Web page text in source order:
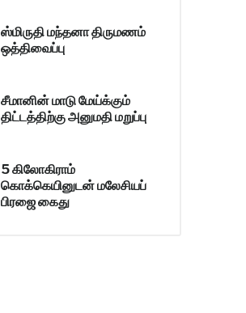
ஸ்மிருதி மந்தனா திருமணம்
ஒத்திவைப்பு
சீமானின் மாடு மேய்க்கும்
திட்டத்திற்கு அனுமதி மறுப்பு
5 கிலோகிராம்
கொக்கெயினுடன் மலேசியப்
பிரஜை கைது